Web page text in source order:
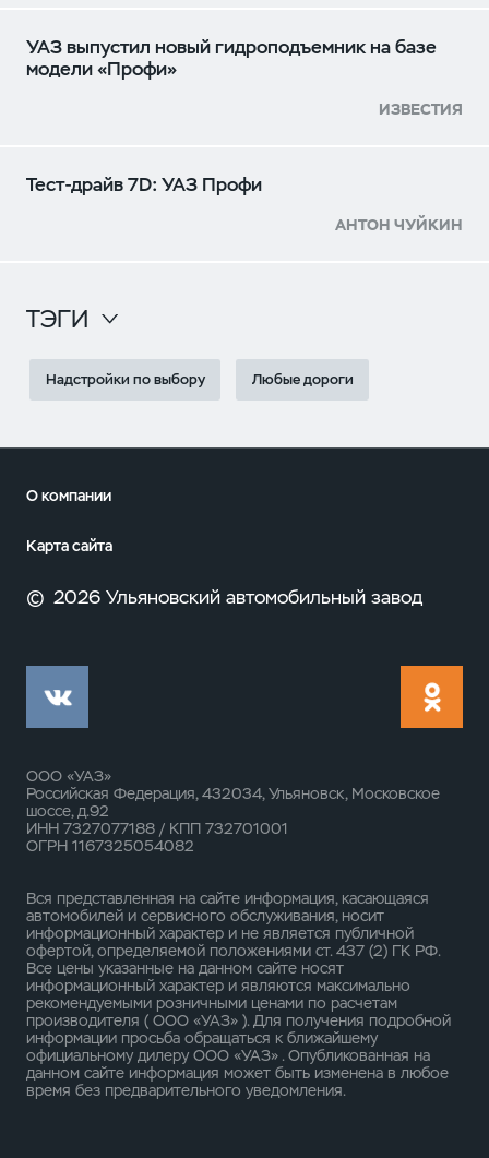
УАЗ выпустил новый гидроподъемник на базе
модели «Профи»
ИЗВЕСТИЯ
Тест-драйв 7D: УАЗ Профи
АНТОН ЧУЙКИН
ТЭГИ
Надстройки по выбору Любые дороги
О компании
Карта сайта
© 2026 Ульяновский автомобильный завод
ООО «УАЗ»
Российская Федерация, 432034, Ульяновск, Московское
шоссе, д.92
ИНН 7327077188 / КПП 732701001
ОГРН 1167325054082
Вся представленная на сайте информация, касающаяся
автомобилей и сервисного обслуживания, носит
информационный характер и не является публичной
офертой, определяемой положениями ст. 437 (2) ГК РФ.
Все цены указанные на данном сайте носят
информационный характер и являются максимально
рекомендуемыми розничными ценами по расчетам
производителя ( ООО «УАЗ» ). Для получения подробной
информации просьба обращаться к ближайшему
официальному дилеру ООО «УАЗ» . Опубликованная на
данном сайте информация может быть изменена в любое
время без предварительного уведомления.